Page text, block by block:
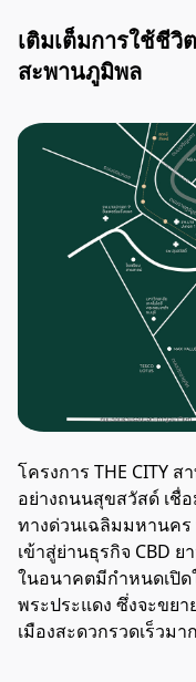
เติมเต็มการใช้ชี
สะพานภูมิพล
โครงการ THE CITY
อย่างถนนสุขสวัสด์ เชื่
ทางด่วนเฉลิมมหานค
เข้าสู่ย่านธุรกิจ CBD
ในอนาคตมีกำหนดเปิ
พระประแดง ซึ่งจะขยา
เมืองสะดวกรวดเร็วม